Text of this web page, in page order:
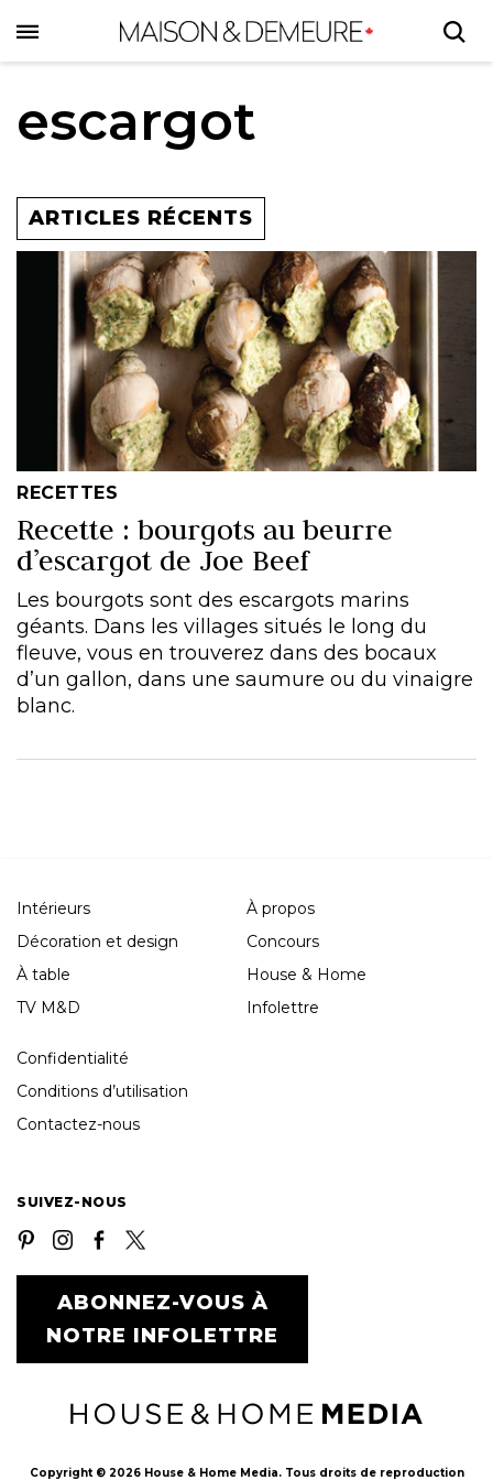
to
main
escargot
ARTICLES RÉCENTS
RECETTES
Recette : bourgots au beurre
d’escargot de Joe Beef
Les bourgots sont des escargots marins
géants. Dans les villages situés le long du
fleuve, vous en trouverez dans des bocaux
d’un gallon, dans une saumure ou du vinaigre
blanc.
Intérieurs
Décoration et design
À table
TV M&D
À propos
Concours
House & Home
Infolettre
Confidentialité
Conditions d’utilisation
Contactez-nous
SUIVEZ-NOUS
ABONNEZ-VOUS À
NOTRE INFOLETTRE
Copyright © 2026 House & Home Media. Tous droits de reproduction